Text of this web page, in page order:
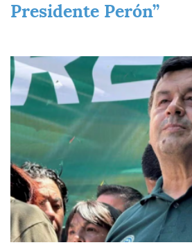
Presidente Perón”
Imagen